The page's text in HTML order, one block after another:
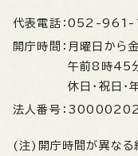
代表電話： 052-961-
開庁時間： 月曜日から
午前8時45
休日・祝日・
法人番号：
(注)開庁時間が異なる